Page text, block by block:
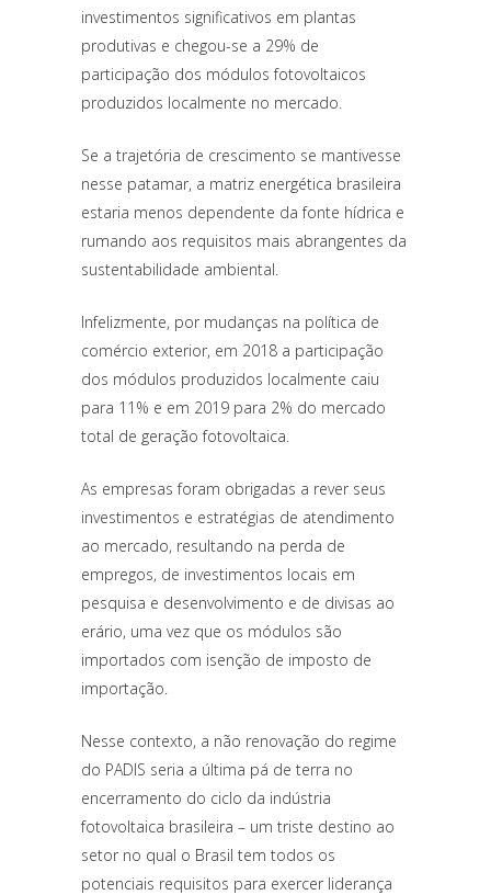
investimentos significativos em plantas
produtivas e chegou-se a 29% de
participação dos módulos fotovoltaicos
produzidos localmente no mercado.
Se a trajetória de crescimento se mantivesse
nesse patamar, a matriz energética brasileira
estaria menos dependente da fonte hídrica e
rumando aos requisitos mais abrangentes da
sustentabilidade ambiental.
Infelizmente, por mudanças na política de
comércio exterior, em 2018 a participação
dos módulos produzidos localmente caiu
para 11% e em 2019 para 2% do mercado
total de geração fotovoltaica.
As empresas foram obrigadas a rever seus
investimentos e estratégias de atendimento
ao mercado, resultando na perda de
empregos, de investimentos locais em
pesquisa e desenvolvimento e de divisas ao
erário, uma vez que os módulos são
importados com isenção de imposto de
importação.
Nesse contexto, a não renovação do regime
do PADIS seria a última pá de terra no
encerramento do ciclo da indústria
fotovoltaica brasileira – um triste destino ao
setor no qual o Brasil tem todos os
potenciais requisitos para exercer liderança